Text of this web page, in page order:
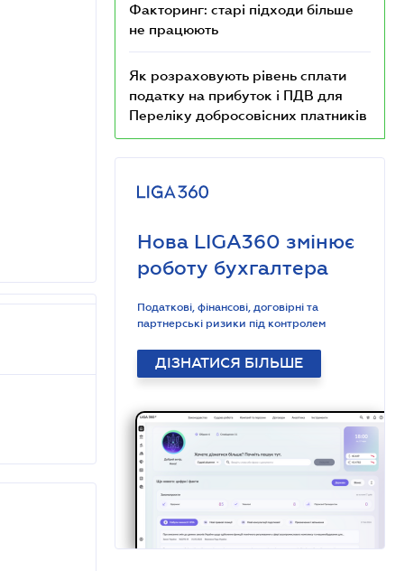
Факторинг: старі підходи більше
не працюють
Як розраховують рівень сплати
податку на прибуток і ПДВ для
Переліку добросовісних платників
Нова LIGA360 змінює
роботу бухгалтера
Податкові, фінансові, договірні та
партнерські ризики під контролем
ДІЗНАТИСЯ БІЛЬШЕ